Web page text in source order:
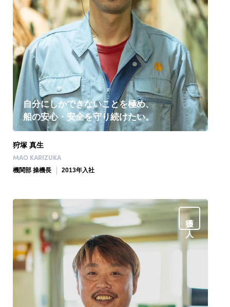
自分にしかできないことを極め、
船の安心・安全を守り続けたい。
狩塚 真生
MAO KARIZUKA
機関部 操機長 2013年入社
獲る人